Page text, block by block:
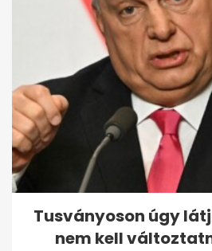
Az államtitkár
Péter neki is
mikor...
Tusványoson úgy
nem kell